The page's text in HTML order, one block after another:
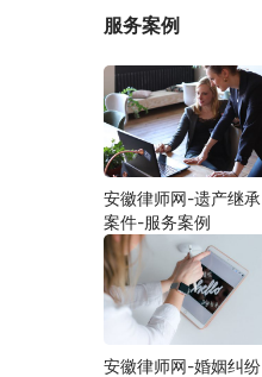
服务案例
安徽律师网-遗产继承
案件-服务案例
安徽律师网-婚姻纠纷